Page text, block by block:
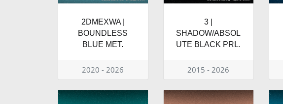
2DMEXWA |
BOUNDLESS
BLUE MET.
2020 - 2026
3 |
SHADOW/ABSOL
UTE BLACK PRL.
2015 - 2026